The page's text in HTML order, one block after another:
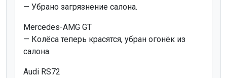
— Убрано загрязнение салона.
Mercedes-AMG GT
— Колёса теперь красятся, убран огонёк из
салона.
Audi RS72